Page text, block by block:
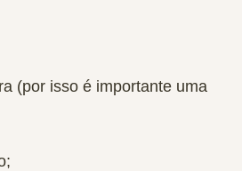
(por isso é importante uma